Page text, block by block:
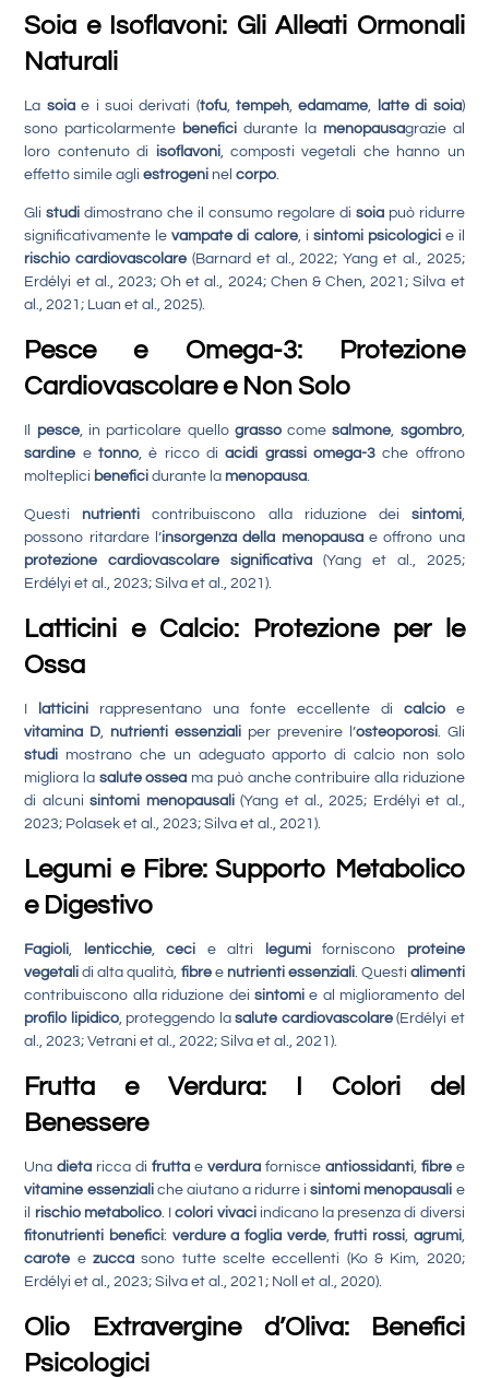
Soia e Isoflavoni: Gli Alleati Ormonali
Naturali
La soiae i suoi derivati (tofu,tempeh,edamame, latte di soia)
sono particolarmente benefici durante la menopausagrazie al
loro contenuto di isoflavoni, composti vegetali che hanno un
effetto simile agliestrogeni nelcorpo.
Glistudi dimostrano che il consumo regolare di soiapuò ridurre
significativamente levampate di calore, i sintomi psicologicie il
rischio cardiovascolare (Barnard et al., 2022; Yang et al., 2025;
Erdélyi et al., 2023; Oh et al., 2024; Chen & Chen, 2021; Silva et
al., 2021; Luan et al., 2025).
Pesce e Omega-3: Protezione
Cardiovascolare e Non Solo
Il pesce, in particolare quello grassocomesalmone, sgombro,
sardine etonno, è ricco diacidi grassi omega-3 che offrono
molteplici benefici durante la menopausa.
Questi nutrienti contribuiscono alla riduzione dei sintomi,
possono ritardare l’insorgenza della menopausae offrono una
protezione cardiovascolare significativa (Yang et al., 2025;
Erdélyi et al., 2023; Silva et al., 2021).
Latticini e Calcio: Protezione per le
Ossa
I latticini rappresentano una fonte eccellente di calcioe
vitamina D, nutrienti essenziali per prevenire l’osteoporosi. Gli
studi mostrano che un adeguato apporto di calcio non solo
migliora la salute ossea ma può anche contribuire alla riduzione
di alcunisintomi menopausali(Yang et al., 2025; Erdélyi et al.,
2023; Polasek et al., 2023; Silva et al., 2021).
Legumi e Fibre: Supporto Metabolico
e Digestivo
Fagioli, lenticchie,ceci e altri legumiforniscono proteine
vegetali di alta qualità, fibree nutrienti essenziali. Questi alimenti
contribuiscono alla riduzione dei sintomi e al miglioramento del
profilo lipidico, proteggendo lasalute cardiovascolare(Erdélyi et
al., 2023; Vetrani et al., 2022; Silva et al., 2021).
Frutta e Verdura: I Colori del
Benessere
Unadieta ricca difrutta e verdurafornisce antiossidanti, fibree
vitamine essenzialiche aiutano a ridurre isintomi menopausali e
il rischio metabolico. Icolori vivaciindicano la presenza di diversi
fitonutrienti benefici: verdure a foglia verde,frutti rossi, agrumi,
carote ezucca sono tutte scelte eccellenti (Ko & Kim, 2020;
Erdélyi et al., 2023; Silva et al., 2021; Noll et al., 2020).
Olio Extravergine d’Oliva: Benefici
Psicologici